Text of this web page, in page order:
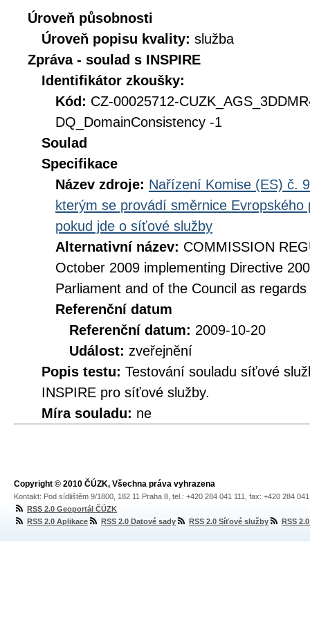
Úroveň působnosti
Úroveň popisu kvality: služba
Zpráva - soulad s INSPIRE
Identifikátor zkoušky:
Kód: CZ-00025712-
DQ_DomainConsistency -1
Soulad
Specifikace
Název zdroje: Nařízení Komise (ES) č.
kterým se provádí směrnice
pokud jde o síťové služby
Alternativní název: COMMISSION
October 2009 implementing Directive
Parliament and of the Council as
Referenční datum
Referenční datum: 2009-10-20
Událost: zveřejnění
Popis testu: Testování souladu síťové
INSPIRE pro síťové služby.
Míra souladu: ne
Copyright © 2010 ČÚZK, Všechna práva vyhrazena
Kontakt: Pod sídlištěm 9/1800, 182 11 Praha 8, tel.: +420 284 041 111, fax: +420 284
RSS 2.0 Geoportál ČÚZK
RSS 2.0 Aplikace
RSS 2.0 Datové sady RSS 2.0 Síťové služby RSS